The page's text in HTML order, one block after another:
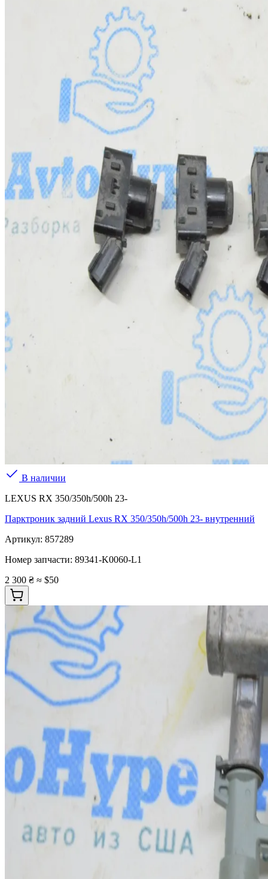
В наличии
LEXUS RX 350/350h/500h 23-
Парктроник задний Lexus RX 350/350h/500h 23- внутренний
Артикул: 857289
Номер запчасти: 89341-K0060-L1
2 300 ₴ ≈ $50